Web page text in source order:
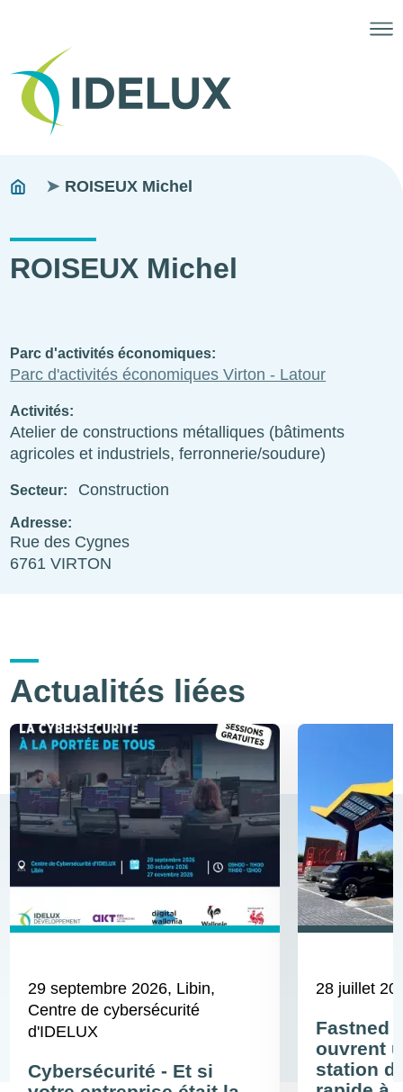
Fils
You
ROISEUX Michel
ROISEUX Michel
Parc d'activités économiques
Parc d'activités économiques Virton - Latour
Activités
Atelier de constructions métalliques (bâtiments
agricoles et industriels, ferronnerie/soudure)
Secteur Construction
Adresse
Rue des Cygnes
6761 VIRTON
Actualités liées
29 septembre 2026, Libin,
Centre de cybersécurité
d'IDELUX
Cybersécurité - Et si
28 juillet
Fastned
ouvrent
station